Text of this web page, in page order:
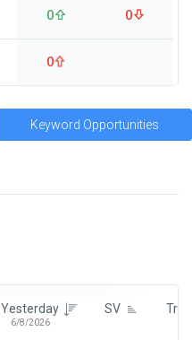
0 0
0
Keyword Opportunities
Yesterday
6/8/2026
SV